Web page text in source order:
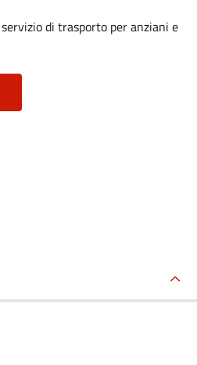
di trasporto per anziani e